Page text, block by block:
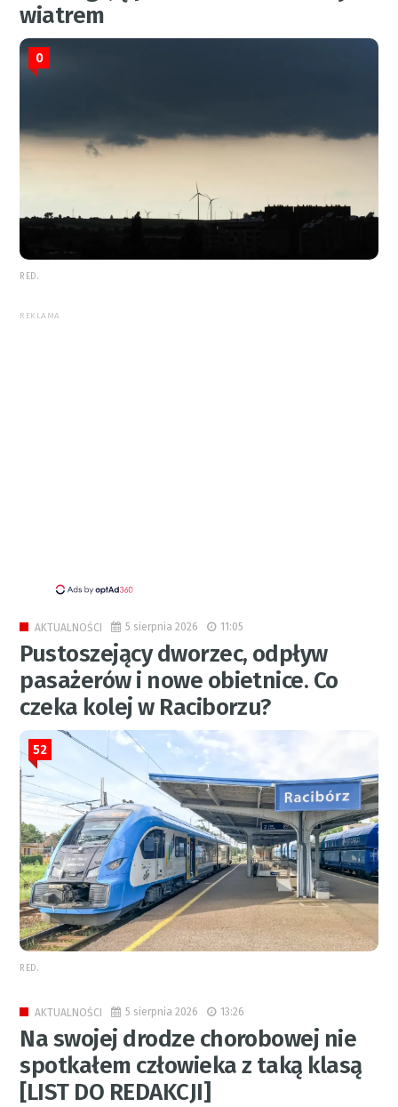
wiatrem
0
RED.
REKLAMA
AKTUALNOŚCI 5 sierpnia 2026 11:05
Pustoszejący dworzec, odpływ
pasażerów i nowe obietnice. Co
czeka kolej w Raciborzu?
52
RED.
AKTUALNOŚCI 5 sierpnia 2026 13:26
Na swojej drodze chorobowej nie
spotkałem człowieka z taką klasą
[LIST DO REDAKCJI]